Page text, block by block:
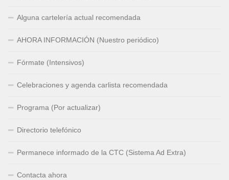
Alguna cartelería actual recomendada
AHORA INFORMACIÓN (Nuestro periódico)
Fórmate (Intensivos)
Celebraciones y agenda carlista recomendada
Programa (Por actualizar)
Directorio telefónico
Permanece informado de la CTC (Sistema Ad Extra)
Contacta ahora